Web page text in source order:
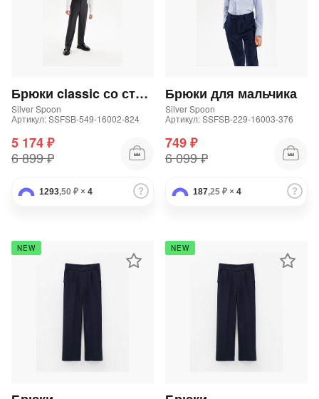
Брюки classic со стрелками для мальчика
Silver Spoon
Артикул: SSFSB-549-16002-824
5 174 ₽
6 899 ₽
1293,50 ₽ × 4
Брюки для мальчика
Silver Spoon
Артикул: SSFSB-229-16003-376
749 ₽
6 099 ₽
187,25 ₽ × 4
NEW NEW
раз в 2 недели